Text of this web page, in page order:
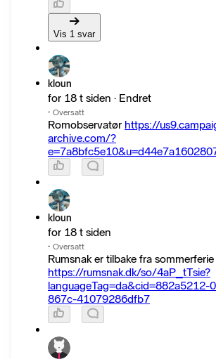
Vis 1 svar
kloun
for 18 t siden · Endret
· Oversatt
Romobservatør https://
archive.com/?
kloun
for 18 t siden
· Oversatt
Rumsnak er tilbake fra sommerferie
https://rumsnak.dk/so/4aP_tTsie?
languageTag=da&cid=882a5212-
867c-41079286dfb7